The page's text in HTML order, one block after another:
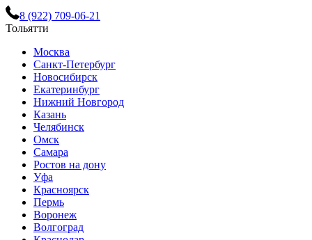
8 (922) 709-06-21
Тольятти
Москва
Санкт-Петербург
Новосибирск
Екатеринбург
Нижний Новгород
Казань
Челябинск
Омск
Самара
Ростов на дону
Уфа
Красноярск
Пермь
Воронеж
Волгоград